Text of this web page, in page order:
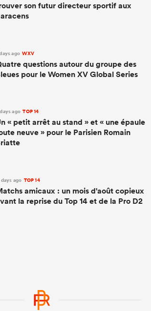
son futur directeur sportif aux
ago WXV
questions autour du groupe des
pour le Women XV Global Series
ago TOP 14
« petit arrêt au stand » et « une épaule
neuve » pour le Parisien Romain
days ago TOP 14
amicaux : un mois d'août copieux
la reprise du Top 14 et de la Pro D2